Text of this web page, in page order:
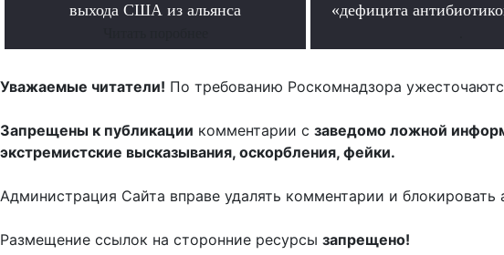
выхода США из альянса
«дефицита
Уважаемые читатели! По требованию Роскомнадзора
Запрещены к публикации комментарии с заведомо ложной
экстремистские высказывания, оскорбления, фейки.
Администрация Сайта вправе удалять комментарии и блокировать
Размещение ссылок на сторонние ресурсы запрещено!